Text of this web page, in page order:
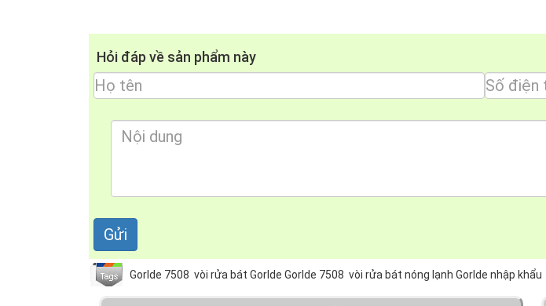
Hỏi đáp về sản phẩm này
Gorlde 7508 vòi rửa bát Gorlde Gorlde 7508 vòi rửa bát nóng lạnh Gorlde nhập khẩu